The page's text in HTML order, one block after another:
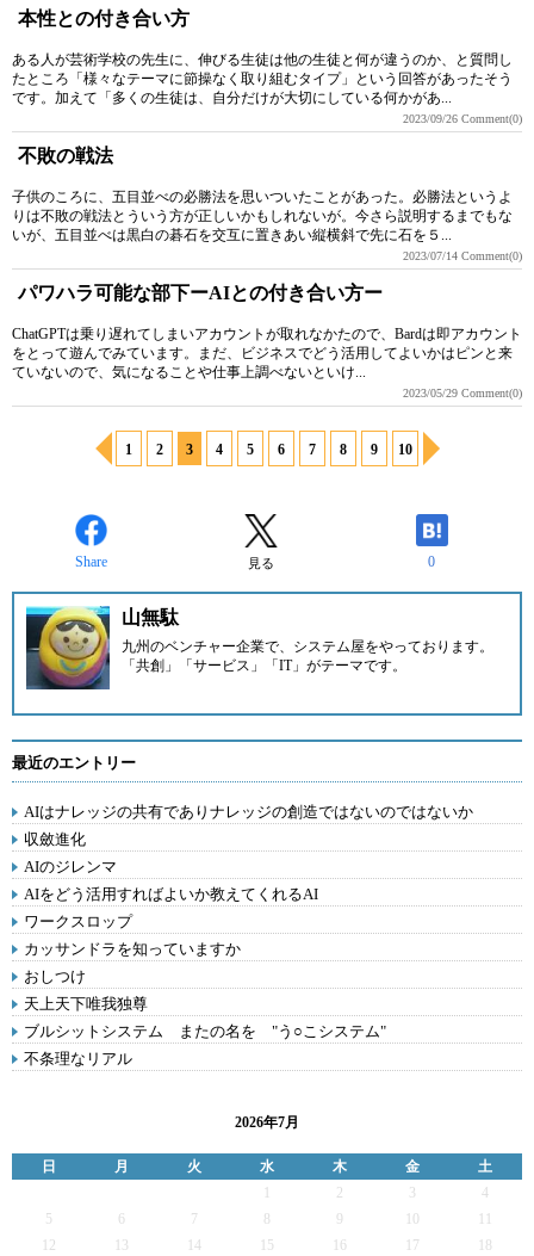
本性との付き合い方
ある人が芸術学校の先生に、伸びる生徒は他の生徒と何が違うのか、と質問し
たところ「様々なテーマに節操なく取り組むタイプ」という回答があったそう
です。加えて「多くの生徒は、自分だけが大切にしている何かがあ...
2023/09/26 Comment(0)
不敗の戦法
子供のころに、五目並べの必勝法を思いついたことがあった。必勝法というよ
りは不敗の戦法とういう方が正しいかもしれないが。今さら説明するまでもな
いが、五目並べは黒白の碁石を交互に置きあい縦横斜で先に石を５...
2023/07/14 Comment(0)
パワハラ可能な部下ーAIとの付き合い方ー
ChatGPTは乗り遅れてしまいアカウントが取れなかたので、Bardは即アカウント
をとって遊んでみています。まだ、ビジネスでどう活用してよいかはピンと来
ていないので、気になることや仕事上調べないといけ...
2023/05/29 Comment(0)
1 2 3 4 5 6 7 8 9 10
Share 見る 0
山無駄
九州のベンチャー企業で、システム屋をやっております。
「共創」「サービス」「IT」がテーマです。
最近のエントリー
AIはナレッジの共有でありナレッジの創造ではないのではないか
収斂進化
AIのジレンマ
AIをどう活用すればよいか教えてくれるAI
ワークスロップ
カッサンドラを知っていますか
おしつけ
天上天下唯我独尊
ブルシットシステム またの名を "う○こシステム"
不条理なリアル
2026年7月
日 月 火 水 木 金
土
2 3
4
5
6 7 9
12
13 14 15 16 17